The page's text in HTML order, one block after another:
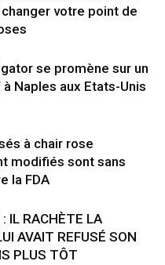
votre point de
se promène sur un
Naples aux Etats-Unis
à chair rose
modifiés sont sans
la FDA
IL RACHÈTE LA
AVAIT REFUSÉ SON
PLUS TÔT